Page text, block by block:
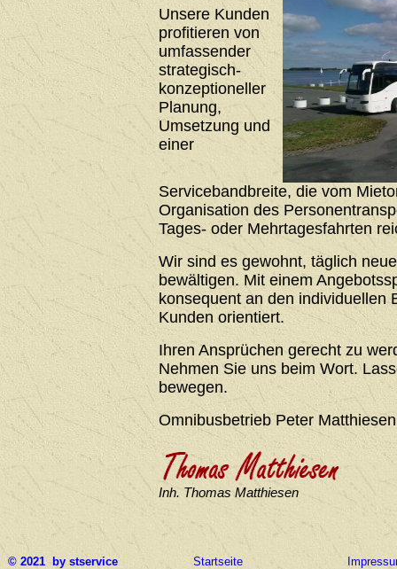
Unsere Kunden
profitieren von
umfassender
strategisch-
konzeptioneller
Planung,
Umsetzung und
einer
Servicebandbreite, die vom
Organisation des
Tages- oder Mehrtagesfahrten
Wir sind es gewohnt, täglich
bewältigen. Mit einem
konsequent an den individuellen
Kunden orientiert.
Ihren Ansprüchen gerecht zu
Nehmen Sie uns beim Wort.
bewegen.
Omnibusbetrieb Peter Matthiesen
Inh. Thomas Matthiesen
© 2021 by stservice Startseite